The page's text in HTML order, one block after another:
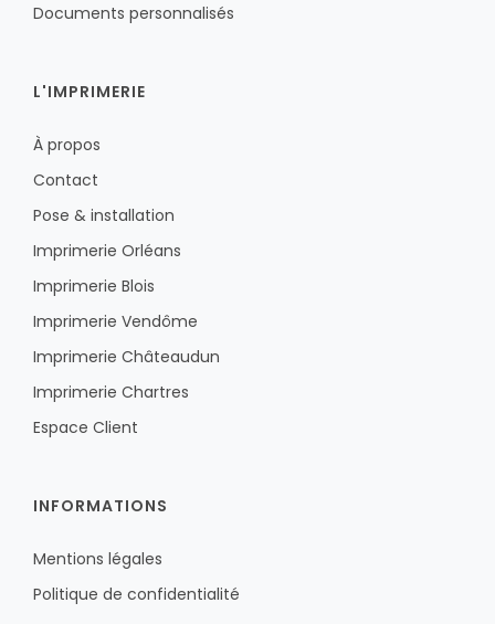
Documents personnalisés
L'IMPRIMERIE
À propos
Contact
Pose & installation
Imprimerie Orléans
Imprimerie Blois
Imprimerie Vendôme
Imprimerie Châteaudun
Imprimerie Chartres
Espace Client
INFORMATIONS
Mentions légales
Politique de confidentialité